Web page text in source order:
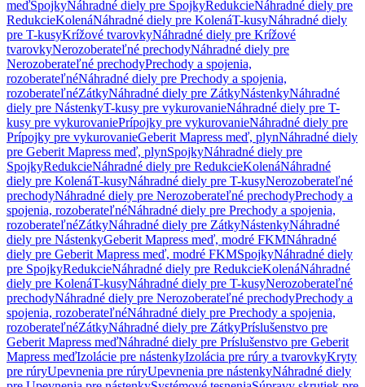
meďSpojkyNáhradné diely pre SpojkyRedukcieNáhradné diely pre
RedukcieKolenáNáhradné diely pre KolenáT-kusyNáhradné diely
pre T-kusyKrížové tvarovkyNáhradné diely pre Krížové
tvarovkyNerozoberateľné prechodyNáhradné diely pre
Nerozoberateľné prechodyPrechody a spojenia,
rozoberateľnéNáhradné diely pre Prechody a spojenia,
rozoberateľnéZátkyNáhradné diely pre ZátkyNástenkyNáhradné
diely pre NástenkyT-kusy pre vykurovanieNáhradné diely pre T-
kusy pre vykurovaniePrípojky pre vykurovanieNáhradné diely pre
Prípojky pre vykurovanieGeberit Mapress meď, plynNáhradné diely
pre Geberit Mapress meď, plynSpojkyNáhradné diely pre
SpojkyRedukcieNáhradné diely pre RedukcieKolenáNáhradné
diely pre KolenáT-kusyNáhradné diely pre T-kusyNerozoberateľné
prechodyNáhradné diely pre Nerozoberateľné prechodyPrechody a
spojenia, rozoberateľnéNáhradné diely pre Prechody a spojenia,
rozoberateľnéZátkyNáhradné diely pre ZátkyNástenkyNáhradné
diely pre NástenkyGeberit Mapress meď, modré FKMNáhradné
diely pre Geberit Mapress meď, modré FKMSpojkyNáhradné diely
pre SpojkyRedukcieNáhradné diely pre RedukcieKolenáNáhradné
diely pre KolenáT-kusyNáhradné diely pre T-kusyNerozoberateľné
prechodyNáhradné diely pre Nerozoberateľné prechodyPrechody a
spojenia, rozoberateľnéNáhradné diely pre Prechody a spojenia,
rozoberateľnéZátkyNáhradné diely pre ZátkyPríslušenstvo pre
Geberit Mapress meďNáhradné diely pre Príslušenstvo pre Geberit
Mapress meďIzolácie pre nástenkyIzolácia pre rúry a tvarovkyKryty
pre rúryUpevnenia pre rúryUpevnenia pre nástenkyNáhradné diely